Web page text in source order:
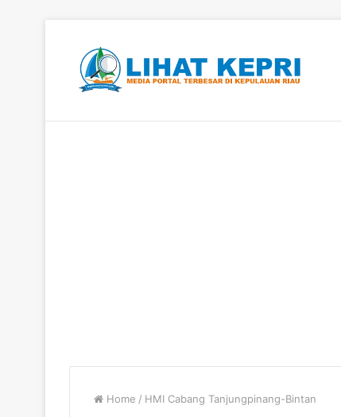
Berita Hangat
Home / HMI Cabang Tanjungpinang-Bintan